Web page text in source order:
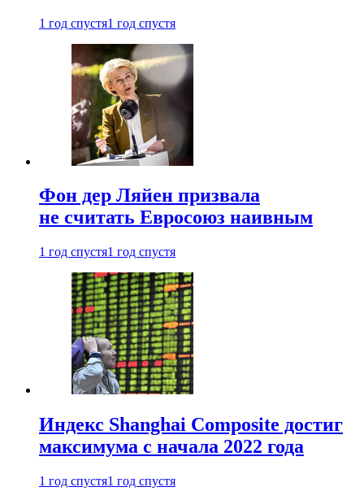
1 год спустя1 год спустя
Фон дер Ляйен призвала
не считать Евросоюз наивным
1 год спустя1 год спустя
Индекс Shanghai Composite достиг
максимума с начала 2022 года
1 год спустя1 год спустя